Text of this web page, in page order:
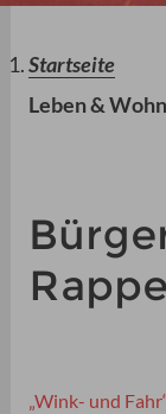
Startseite
Leben &
„Wink- und